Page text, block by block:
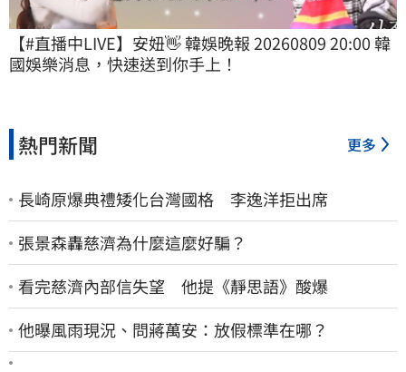
【#直播中LIVE】安妞👋 韓娛晚報 20260809 20:00 韓
國娛樂消息，快速送到你手上！
熱門新聞 更多
長崎原爆典禮矮化台灣國格 李逸洋拒出席
張景森轟慈濟為什麼這麼好騙？
看完慈濟內部信失望 他提《靜思語》酸爆
他曝風雨現況、問蔣萬安：放假標準在哪？